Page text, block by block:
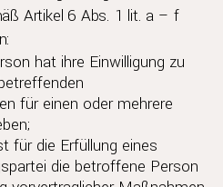
Artikel 6 Abs. 1 lit. a – f
hat ihre Einwilligung zu
für einen oder mehrere
für die Erfüllung eines
die betroffene Person